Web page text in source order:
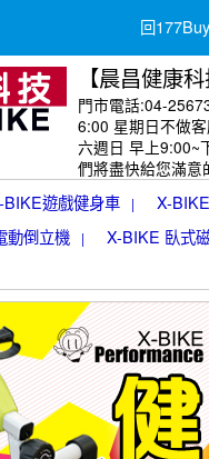
回
【晨昌健康
門市電話:04-
6:00 星期日不做
六週日 早上9:00~
們將盡快給您滿意
遊戲健身車 |
X-
動倒立機 |
X-BIKE 臥式